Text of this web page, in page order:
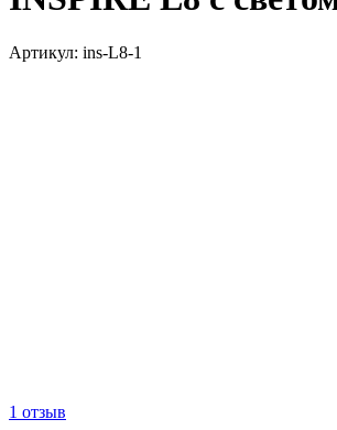
Артикул: ins-L8-1
1 отзыв